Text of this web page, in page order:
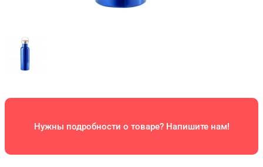
Нужны подробности о товаре? Напишите нам!